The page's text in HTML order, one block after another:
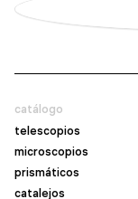
catálogo
telescopios
microscopios
prismáticos
catalejos